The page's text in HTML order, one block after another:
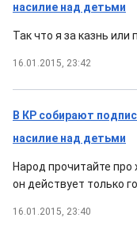
насилие над детьми
Так что я за казнь или
16.01.2015, 23:42
В КР собирают
насилие над детьми
Народ прочитайте
он действует только
16.01.2015, 23:40